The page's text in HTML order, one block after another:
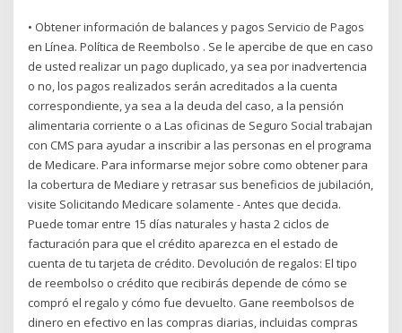
• Obtener información de balances y pagos Servicio de Pagos
en Línea. Política de Reembolso . Se le apercibe de que en caso
de usted realizar un pago duplicado, ya sea por inadvertencia
o no, los pagos realizados serán acreditados a la cuenta
correspondiente, ya sea a la deuda del caso, a la pensión
alimentaria corriente o a Las oficinas de Seguro Social trabajan
con CMS para ayudar a inscribir a las personas en el programa
de Medicare. Para informarse mejor sobre como obtener para
la cobertura de Mediare y retrasar sus beneficios de jubilación,
visite Solicitando Medicare solamente - Antes que decida.
Puede tomar entre 15 días naturales y hasta 2 ciclos de
facturación para que el crédito aparezca en el estado de
cuenta de tu tarjeta de crédito. Devolución de regalos: El tipo
de reembolso o crédito que recibirás depende de cómo se
compró el regalo y cómo fue devuelto. Gane reembolsos de
dinero en efectivo en las compras diarias, incluidas compras